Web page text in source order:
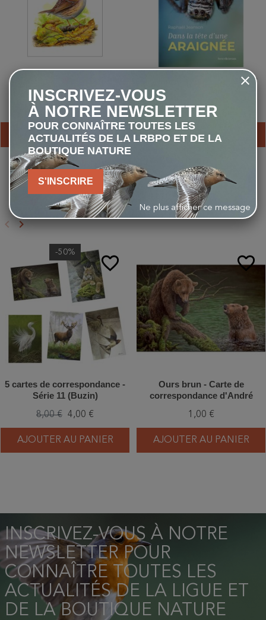
Accenteur mouchet - Carte
d'André Buzin
1,00 €
AJOUTER AU PANIER
Dans la tête d'une araignée
19,00 €
AJOUTER AU PANIER
VOUS AIMEREZ AUSSI
Précédent
keyboard_arrow_left Suivant
keyboard_arrow_right
favorite_border
-50%
5 cartes de correspondance -
Série 11 (Buzin)
8,00 € 4,00 €
AJOUTER AU PANIER
favorite_border
Ours brun - Carte de
correspondance d'André
1,00 €
AJOUTER AU PANIER
INSCRIVEZ-VOUS À NOTRE
NEWSLETTER POUR
CONNAÎTRE TOUTES LES
ACTUALITÉS DE LA LIGUE ET
DE LA BOUTIQUE NATURE
INSCRIVEZ-VOUS
À NOTRE NEWSLETTER
POUR CONNAÎTRE TOUTES LES
ACTUALITÉS DE LA LRBPO ET DE LA
BOUTIQUE NATURE
S'INSCRIRE
Ne plus afficher ce message